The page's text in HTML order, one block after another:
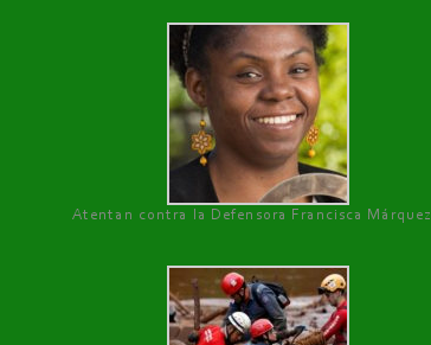
Atentan contra la Defensora Francisca Márquez